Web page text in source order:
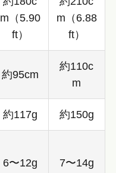
m（5.90
ft）
m（6.88
ft）
約95cm
約110c
m
約117g 約150g
6〜12g 7〜14g